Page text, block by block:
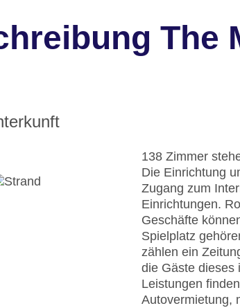
The
138 Zimmer
Die Einrichtung
Zugang zum
Einrichtungen.
Geschäfte
Spielplatz
zählen ein
die Gäste dieses
Leistungen
Autovermietung,